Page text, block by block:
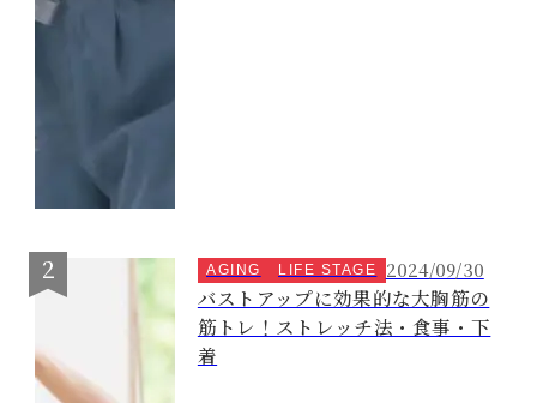
AGING LIFE STAGE 2024/09/30
バストアップに効果的な大胸筋の
筋トレ！ストレッチ法・食事・下
着